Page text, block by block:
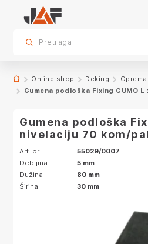
sr.skip-to.main-content
sr.skip-to.table-of-contents
sr.skip-to.main-navigation
Specifikacije
Pretraga
Online shop Deking Oprema
Gumena podloška Fixing GUMO
Gumena podloška
nivelaciju 70 kom/
Art. br.
55029/0007
Debljina
5 mm
Dužina
80 mm
Širina
30 mm